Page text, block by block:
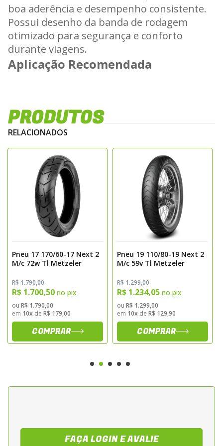
boa aderência e desempenho consistente.
Possui desenho da banda de rodagem
otimizado para segurança e conforto
durante viagens.
Aplicação Recomendada
deslocamentos urbanos e rodoviários. Ideal
para pilotos que buscam estabilidade,
condições de pista.
Características Técnicas
Desenho da Banda de Rodagem
Banda de rodagem otimizada para máxima
aderência e estabilidade, proporcionando
Composto de Borracha
Composto durável, desenvolvido para
desgaste uniforme, alta resistência ao calor
e grip consistente em trajetos urbanos e
rodoviários.
Estrutura Radial
Construção radial Tubeless (TL), garantindo
facilidade de manutenção.
• Medida: 150/70-17
• Índice de carga: 70
PRODUTOS
RELACIONADOS
Pneu 17 170/60-17 Next 2
M/c 72w Tl Metzeler
R$ 1.790,00
R$ 1.700,50 no pix
ou R$ 1.790,00
em 10x de R$ 179,00
COMPRAR
Pneu 19 110/80-19 Next 2
M/c 59v Tl Metzeler
R$ 1.299,00
R$ 1.234,05 no pix
ou R$ 1.299,00
em 10x de R$ 129,90
COMPRAR
FAÇA LOGIN E AVALIE